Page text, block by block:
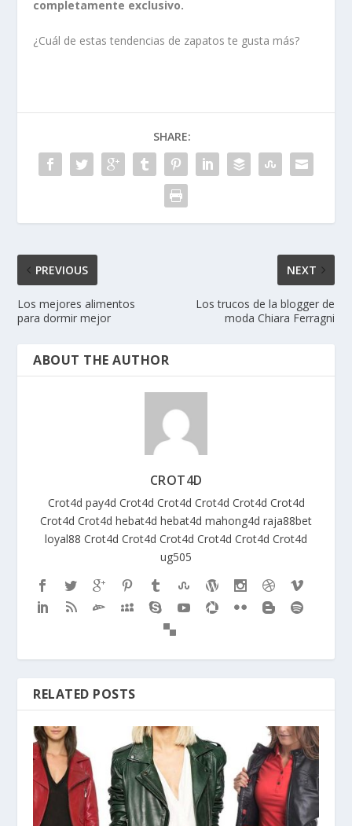
completamente exclusivo.
¿Cuál de estas tendencias de zapatos te gusta más?
SHARE:
PREVIOUS
Los mejores alimentos
para dormir mejor
NEXT
Los trucos de la blogger de
moda Chiara Ferragni
ABOUT THE AUTHOR
CROT4D
Crot4d pay4d Crot4d Crot4d Crot4d Crot4d Crot4d
Crot4d Crot4d hebat4d hebat4d mahong4d raja88bet
loyal88 Crot4d Crot4d Crot4d Crot4d Crot4d Crot4d
ug505
RELATED POSTS